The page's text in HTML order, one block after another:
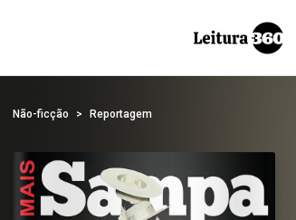
Não-ficção Reportagem